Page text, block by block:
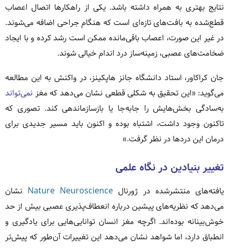
نتایج بهتری به همراه داشته باشد. یکی از راهکارها اتصال اعصاب
قطع‌شده به بافت‌های تازه‌ای است که هنگام جراحی اضافه می‌شوند.
در غیر این صورت، اعصاب باقی‌مانده ممکن است رشد کرده و با ایجاد
ضخامت‌های عصبی، زمینه‌ساز درد اندام خیالی شوند.
جان کراکاور، استاد دانشگاه جانز هاپکینز، در واکنش به این مطالعه
می‌گوید: «این تحقیق به شکلی قطعی نشان می‌دهد که مغز نمی‌تواند
به‌سادگی بخش‌هایش را جابه‌جا یا بازسازماندهی کند. تصوری که
تاکنون وجود داشت، اشتباه بوده و اکنون باید مسیر جدیدی برای
درمان این دردها در نظر گرفت.»
تغییر بنیادین در نگاه علمی
یافته‌های منتشرشده در ژورنال Nature Neuroscience نشان
می‌دهد که نظریه‌های پیشین درباره انعطاف‌پذیری عصبی بیش از حد
خوش‌بینانه بوده‌اند. اگرچه مغز انسان توانایی‌هایی برای یادگیری و
انطباق دارد، اما شواهد نشان می‌دهد این تغییرات آن‌طور که پیش‌تر